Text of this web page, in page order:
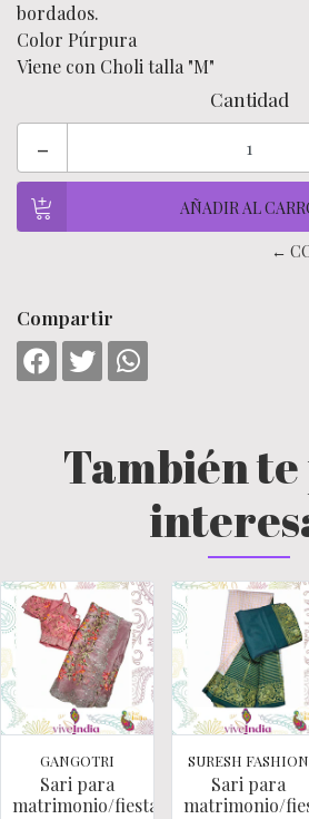
bordados.
Color Púrpura
Viene con Choli talla "M"
Cantidad
-
←
Compartir
También te
GANGOTRI
Sari para
matrimonio/fiestas/cere..
SURESH FASHION
Sari para
matrimonio/